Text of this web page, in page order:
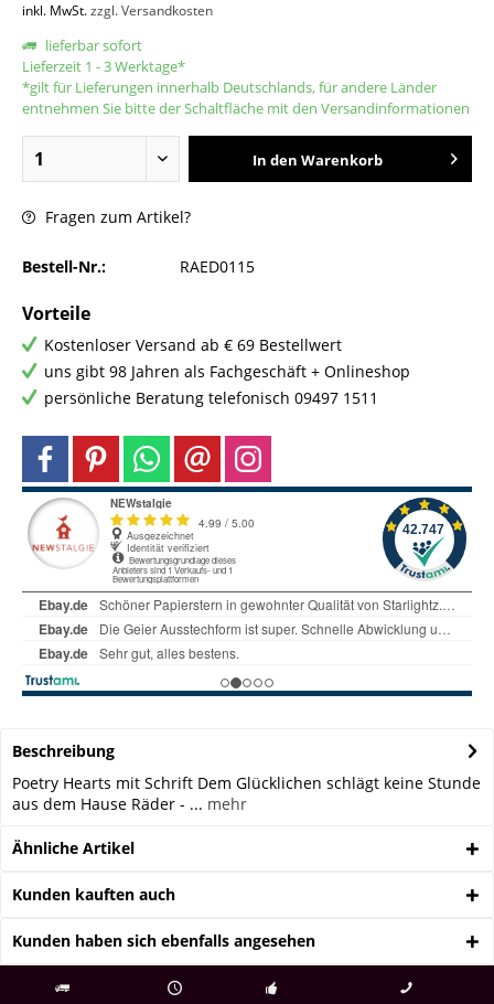
inkl. MwSt.zzgl. Versandkosten
lieferbar sofort
Lieferzeit 1 - 3 Werktage*
*gilt für Lieferungen innerhalb Deutschlands, für andere Länder
entnehmen Sie bitte der Schaltfläche mit den Versandinformationen
In den Warenkorb
Fragen zum Artikel?
Bestell-Nr.: RAED0115
Vorteile
Kostenloser Versand ab € 69 Bestellwert
uns gibt 98 Jahren als Fachgeschäft + Onlineshop
persönliche Beratung telefonisch 09497 1511
Beschreibung
Poetry Hearts mit Schrift Dem Glücklichen schlägt keine Stunde
aus dem Hause Räder - ... mehr
Ähnliche Artikel
Kunden kauften auch
Kunden haben sich ebenfalls angesehen